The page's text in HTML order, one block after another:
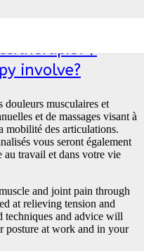
/
involve?
douleurs musculaires et
et de massages visant à
mobilité des articulations.
vous seront également
au travail et dans votre vie
and joint pain through
at relieving tension and
techniques and advice will
posture at work and in your